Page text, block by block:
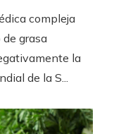
compleja
de grasa
la
de la S...